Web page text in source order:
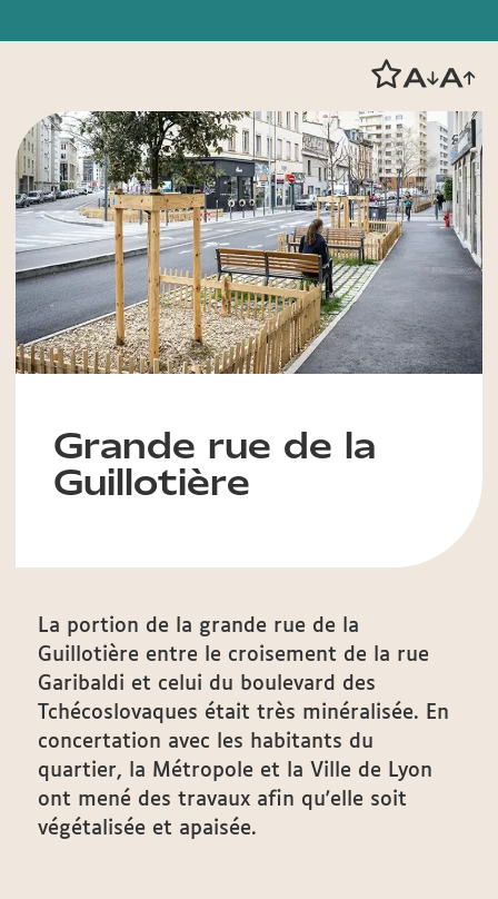
Grande rue de la
Guillotière
La portion de la grande rue de la
Guillotière entre le croisement de la rue
Garibaldi et celui du boulevard des
Tchécoslovaques était très minéralisée. En
concertation avec les habitants du
quartier, la Métropole et la Ville de Lyon
ont mené des travaux afin qu'elle soit
végétalisée et apaisée.